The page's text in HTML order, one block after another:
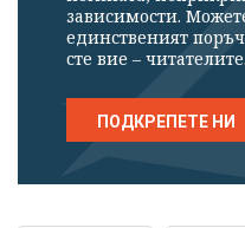
зависимости.
единственият
сте вие – читателите.
ПОДКРЕПЕТЕ НИ